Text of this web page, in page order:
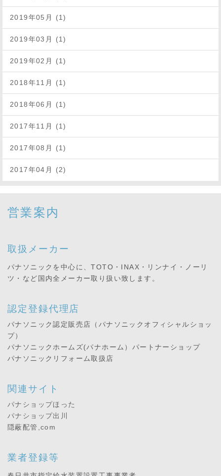
2019年05月 (1)
2019年03月 (1)
2019年02月 (1)
2018年11月 (1)
2018年06月 (1)
2017年11月 (1)
2017年08月 (1)
2017年04月 (2)
営業案内
取扱メーカー
パナソニックを中心に、TOTO・INAX・リンナイ・ノーリ
ツ・など国内全メーカー取り扱い致します。
認定登録代理店
パナソニック認定販売店（パナソニックオフィシャルショッ
プ）
パナソニックホームズ(パナホーム）パートナーショップ
パナソニックリフォーム取扱店
関連サイト
パナショップほった
パナショップ出川
隠蔽配管,com
業者登録等